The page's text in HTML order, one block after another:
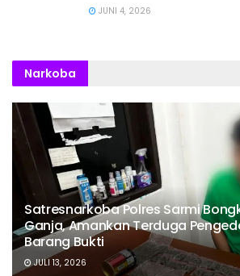
JUNI 4, 2026
Narkoba
Satresnarkoba Polres Sarmi
Ganja, Amankan Terduga
Barang Bukti
JULI 13, 2026